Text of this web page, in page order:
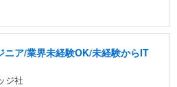
ニア/業界未経験OK/未経験からIT
ジ社